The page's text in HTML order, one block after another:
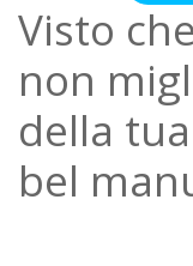
Visto
non
della
bel